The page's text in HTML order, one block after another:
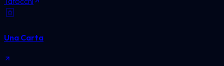
Una Carta